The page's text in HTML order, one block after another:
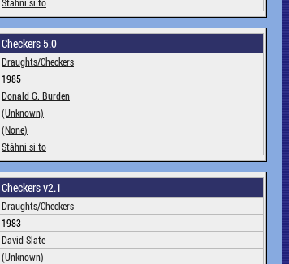
Checkers 5.0
Draughts/Checkers
1985
Donald G. Burden
(Unknown)
(None)
Stáhni si to
Checkers v2.1
Draughts/Checkers
1983
David Slate
(Unknown)